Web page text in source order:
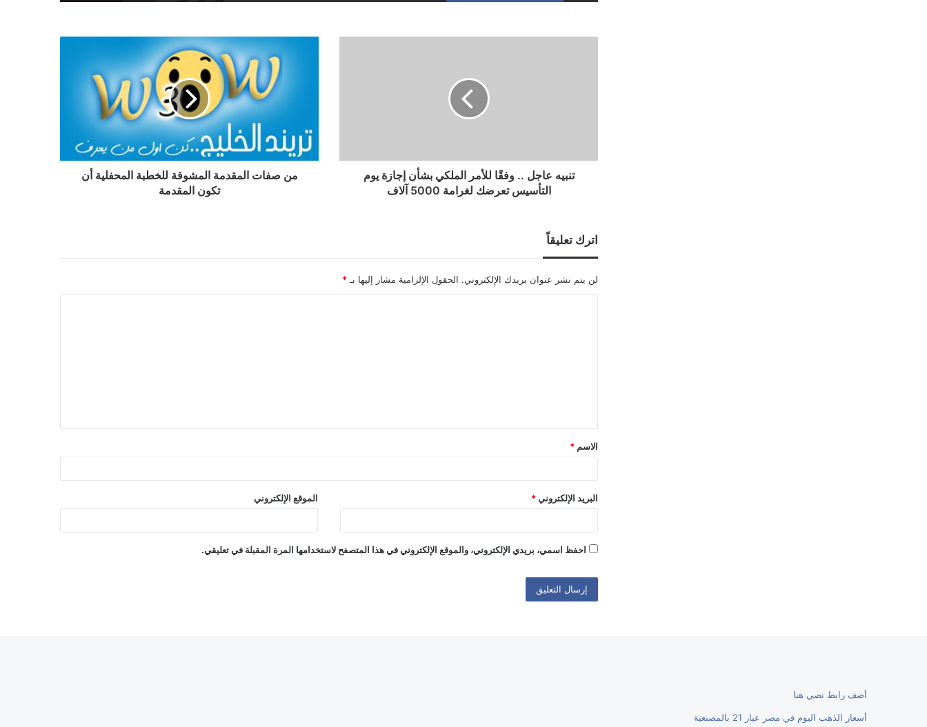
تنبيه عاجل .. وفقًا للأمر الملكي بشأن إجازة يوم
التأسيس تعرضك لغرامة 5000 آلاف
من صفات المقدمة المشوقة للخطبة المحفلية أن
تكون المقدمة
اترك تعليقاً
لن يتم نشر عنوان بريدك الإلكتروني. الحقول الإلزامية مشار إليها بـ *
ق
*
الاسم *
البريد الإلكتروني * الموقع الإلكتروني
احفظ اسمي، بريدي الإلكتروني، والموقع الإلكتروني في هذا المتصفح لاستخدامها المرة المقبلة في تعليقي.
أضف رابط نصي هنا
أسعار الذهب اليوم في مصر عيار 21 بالمصنعية